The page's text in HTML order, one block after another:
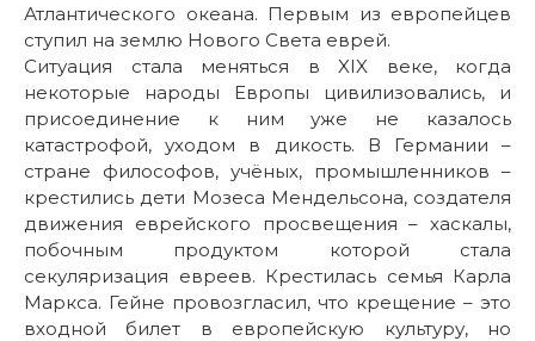
Атлантического океана. Первым из европейцев
ступил на землю Нового Света еврей.
Ситуация стала меняться в XIX веке, когда
некоторые народы Европы цивилизовались, и
присоединение к ним уже не казалось
катастрофой, уходом в дикость. В Германии –
стране философов, учёных, промышленников –
крестились дети Мозеса Мендельсона, создателя
движения еврейского просвещения – хаскалы,
побочным продуктом которой стала
секуляризация евреев. Крестилась семья Карла
Маркса. Гейне провозгласил, что крещение – это
входной билет в европейскую культуру, но